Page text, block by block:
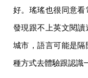
好。瑤瑤也很同意
發現跟不上英文閱
城市，語言可能是
種方式去體驗跟認識